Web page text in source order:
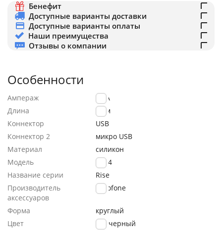
Бенефит
Доступные варианты доставки
Доступные варианты оплаты
Наши преимущества
Отзывы о компании
Особенности
Ампераж
2.4A
Длина
1.0м
Коннектор
USB
Коннектор 2
микро USB
Материал
силикон
Модель
BX84
Название серии
Rise
Производитель
аксессуаров
Borofone
Форма
круглый
Цвет
черный